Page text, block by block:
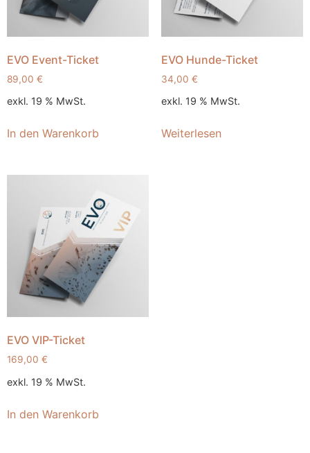
EVO Event-Ticket
89,00 €
exkl. 19 % MwSt.
In den Warenkorb
EVO Hunde-Ticket
34,00 €
exkl. 19 % MwSt.
Weiterlesen
EVO VIP-Ticket
169,00 €
exkl. 19 % MwSt.
In den Warenkorb